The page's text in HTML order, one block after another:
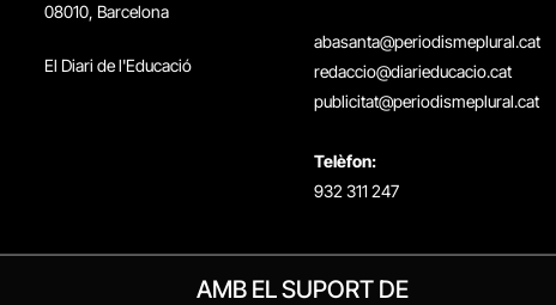
08010, Barcelona
El Diari de l'Educació
abasanta@periodismeplural.cat
redaccio@diarieducacio.cat
publicitat@periodismeplural.cat
Telèfon:
932 311 247
AMB EL SUPORT DE